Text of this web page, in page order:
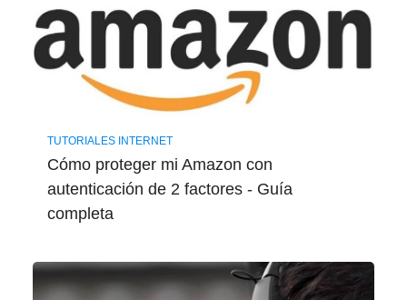
TUTORIALES INTERNET
Cómo proteger mi Amazon con
autenticación de 2 factores - Guía ​
completa